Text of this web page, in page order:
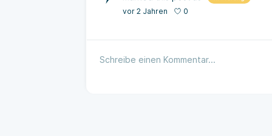
vor 2 Jahren 0